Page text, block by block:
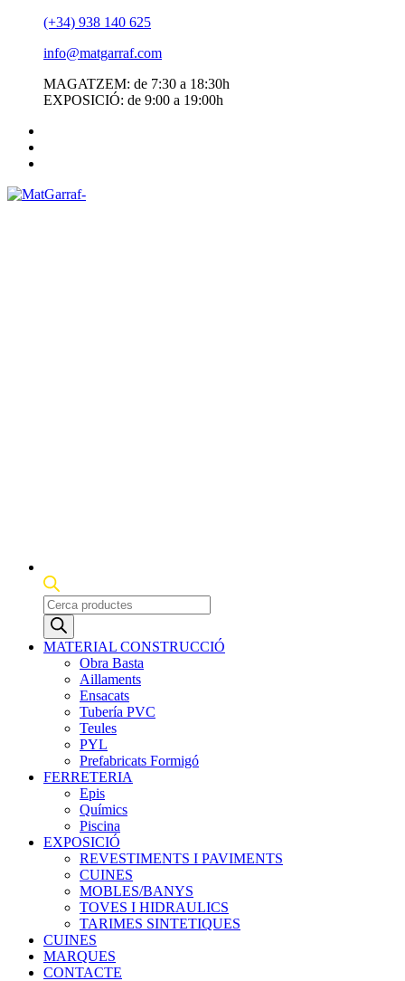
(+34) 938 140 625
info@matgarraf.com
MAGATZEM: de 7:30 a 18:30h
EXPOSICIÓ: de 9:00 a 19:00h
Products
search
MATERIAL CONSTRUCCIÓ
Obra Basta
Aillaments
Ensacats
Tubería PVC
Teules
PYL
Prefabricats Formigó
FERRETERIA
Epis
Químics
Piscina
EXPOSICIÓ
REVESTIMENTS I PAVIMENTS
CUINES
MOBLES/BANYS
TOVES I HIDRAULICS
TARIMES SINTETIQUES
CUINES
MARQUES
CONTACTE